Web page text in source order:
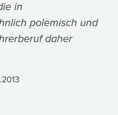
in
polemisch und
daher